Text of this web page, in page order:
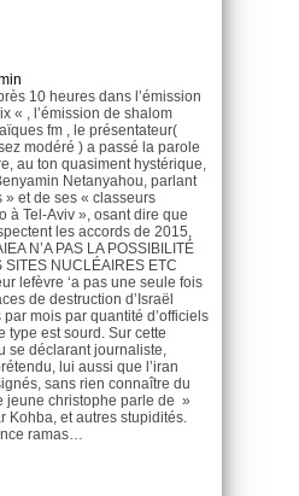
10 heures dans l’émission
« , l’émission de shalom
fm , le présentateur(
modéré ) a passé la parole
au ton quasiment hystérique,
Netanyahou, parlant
et de ses « classeurs
à Tel-Aviv », osant dire que
les accords de 2015,
N’A PAS LA POSSIBILITÉ
SITES NUCLÉAIRES ETC
lefèvre ‘a pas une seule fois
de destruction d’Israël
mois par quantité d’officiels
type est sourd. Sur cette
se déclarant journaliste,
lui aussi que l’iran
sans rien connaître du
jeune christophe parle de »
Kohba, et autres stupidités.
ramas…